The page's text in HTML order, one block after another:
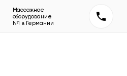
Массажное
оборудование
№1 в Германии